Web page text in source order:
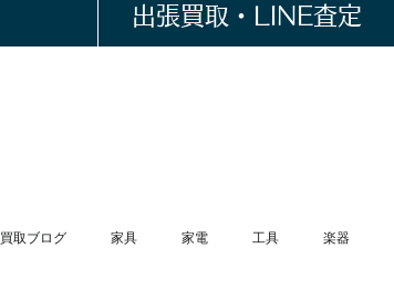
出張買取・LINE査定
買取ブログ 家具 家電 工具 楽器